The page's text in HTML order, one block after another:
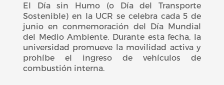
El Día sin Humo (o Día del Transporte
Sostenible) en la UCR se celebra cada 5 de
junio en conmemoración del Día Mundial
del Medio Ambiente. Durante esta fecha, la
universidad promueve la movilidad activa y
prohíbe el ingreso de vehículos de
combustión interna.